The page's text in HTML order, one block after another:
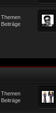
Themen
Beiträge
Themen
Beiträge